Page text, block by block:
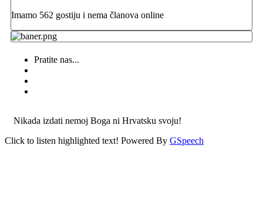
Imamo 562 gostiju i nema članova online
Pratite nas...
Nikada izdati nemoj Boga ni Hrvatsku svoju!
Click to listen highlighted text! Powered By GSpeech